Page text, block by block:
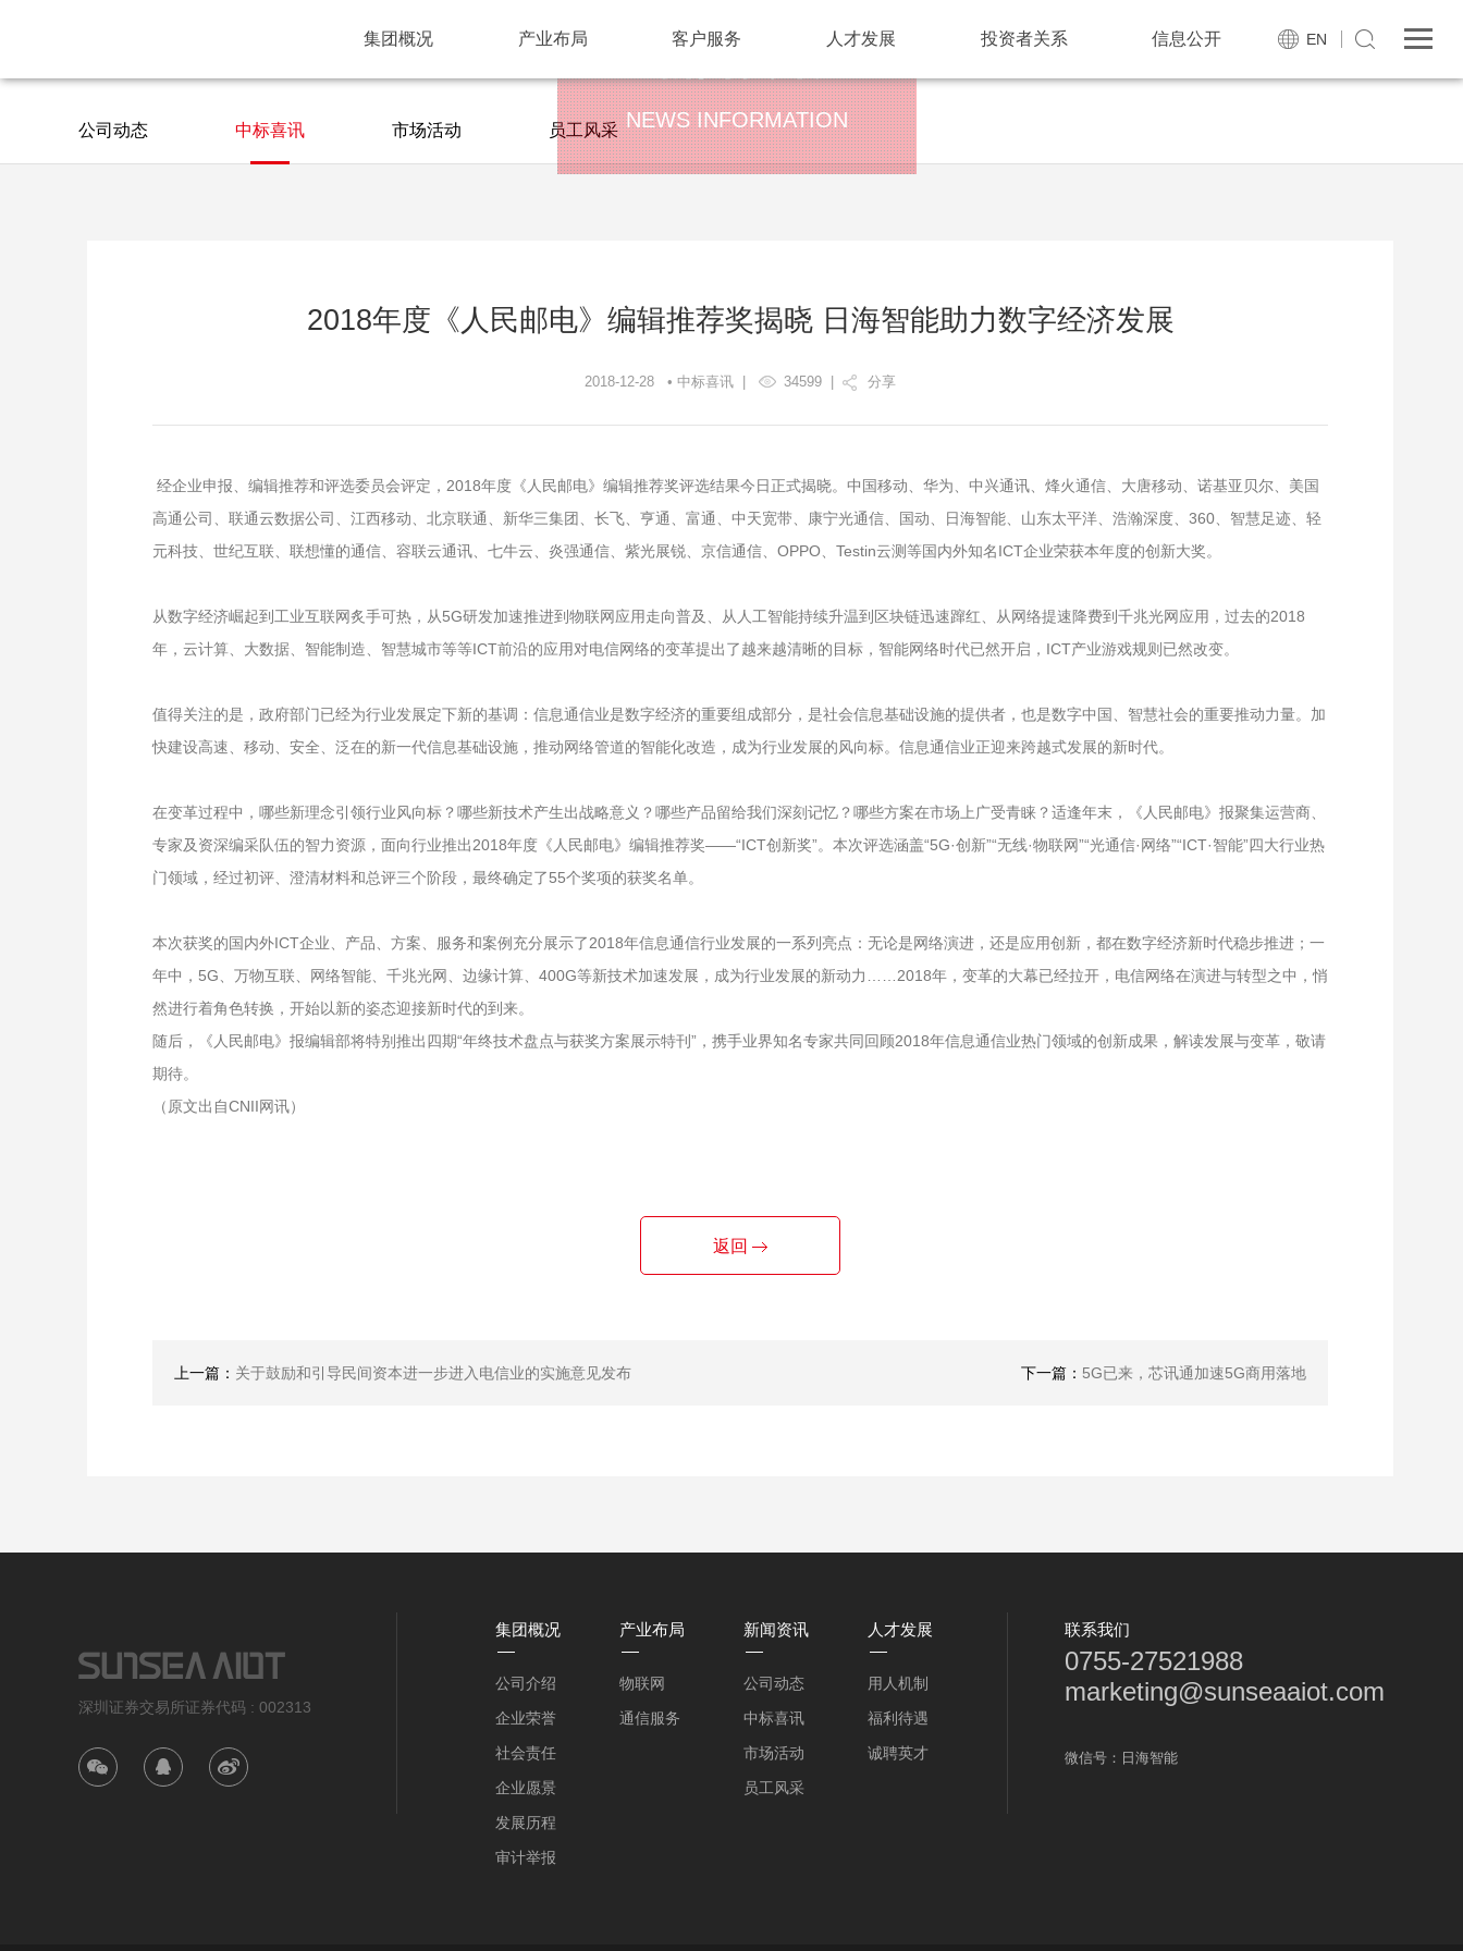
EN
集团概况 产业布局 客户服务 人才发展 投资者关系 信息公开
新闻资讯
NEWS INFORMATION
公司动态 中标喜讯 市场活动 员工风采
2018年度《人民邮电》编辑推荐奖揭晓 日海智能助力数字经济发展
2018-12-28 • 中标喜讯 | 34599 分享
经企业申报、编辑推荐和评选委员会评定，2018年度《人民邮电》编辑推荐奖评选结果今日正式揭晓。中国移动、华为、中兴通讯、烽火通信、大唐移动、诺基亚贝尔、美国
高通公司、联通云数据公司、江西移动、北京联通、新华三集团、长飞、亨通、富通、中天宽带、康宁光通信、国动、日海智能、山东太平洋、浩瀚深度、360、智慧足迹、轻
元科技、世纪互联、联想懂的通信、容联云通讯、七牛云、炎强通信、紫光展锐、京信通信、OPPO、Testin云测等国内外知名ICT企业荣获本年度的创新大奖。
从数字经济崛起到工业互联网炙手可热，从5G研发加速推进到物联网应用走向普及、从人工智能持续升温到区块链迅速蹿红、从网络提速降费到千兆光网应用，过去的2018
年，云计算、大数据、智能制造、智慧城市等等ICT前沿的应用对电信网络的变革提出了越来越清晰的目标，智能网络时代已然开启，ICT产业游戏规则已然改变。
值得关注的是，政府部门已经为行业发展定下新的基调：信息通信业是数字经济的重要组成部分，是社会信息基础设施的提供者，也是数字中国、智慧社会的重要推动力量。加
快建设高速、移动、安全、泛在的新一代信息基础设施，推动网络管道的智能化改造，成为行业发展的风向标。信息通信业正迎来跨越式发展的新时代。
在变革过程中，哪些新理念引领行业风向标？哪些新技术产生出战略意义？哪些产品留给我们深刻记忆？哪些方案在市场上广受青睐？适逢年末，《人民邮电》报聚集运营商、
专家及资深编采队伍的智力资源，面向行业推出2018年度《人民邮电》编辑推荐奖——“ICT创新奖”。本次评选涵盖“5G·创新”“无线·物联网”“光通信·网络”“ICT·智能”四大行业热
门领域，经过初评、澄清材料和总评三个阶段，最终确定了55个奖项的获奖名单。
本次获奖的国内外ICT企业、产品、方案、服务和案例充分展示了2018年信息通信行业发展的一系列亮点：无论是网络演进，还是应用创新，都在数字经济新时代稳步推进；一
年中，5G、万物互联、网络智能、千兆光网、边缘计算、400G等新技术加速发展，成为行业发展的新动力……2018年，变革的大幕已经拉开，电信网络在演进与转型之中，悄
然进行着角色转换，开始以新的姿态迎接新时代的到来。
随后，《人民邮电》报编辑部将特别推出四期“年终技术盘点与获奖方案展示特刊”，携手业界知名专家共同回顾2018年信息通信业热门领域的创新成果，解读发展与变革，敬请
期待。
（原文出自CNII网讯）
返回
上一篇： 关于鼓励和引导民间资本进一步进入电信业的实施意见发布 下一篇： 5G已来，芯讯通加速5G商用落地
深圳证券交易所证券代码 : 002313
集团概况
公司介绍
企业荣誉
社会责任
企业愿景
发展历程
审计举报
产业布局
物联网
通信服务
新闻资讯
公司动态
中标喜讯
市场活动
员工风采
人才发展
用人机制
福利待遇
诚聘英才
联系我们
0755-27521988
marketing@sunseaaiot.com
微信号：日海智能